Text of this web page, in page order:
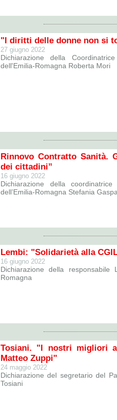
"I diritti delle donne non si
27 giugno 2022
Dichiarazione della
dell'Emilia-Romagna Roberta Mori
Rinnovo Contratto Sanità.
dei cittadini”
16 giugno 2022
Dichiarazione della
dell’Emilia-Romagna Stefania
Lembi: "Solidarietà alla
16 giugno 2022
Dichiarazione della responsabile
Romagna
Tosiani. "I nostri migliori
Matteo Zuppi"
24 maggio 2022
Dichiarazione del segretario del
Tosiani